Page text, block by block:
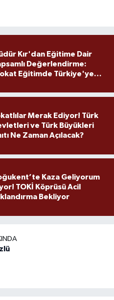
Kır'dan Eğitime Dair
Değerlendirme:
Eğitimde Türkiye'ye
Merak Ediyor! Türk
ve Türk Büyükleri
Ne Zaman Açılacak?
Kaza Geliyorum
TOKİ Köprüsü Acil
Bekliyor